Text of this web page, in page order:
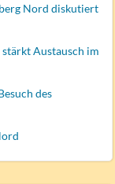
Nord diskutiert
Austausch im
des